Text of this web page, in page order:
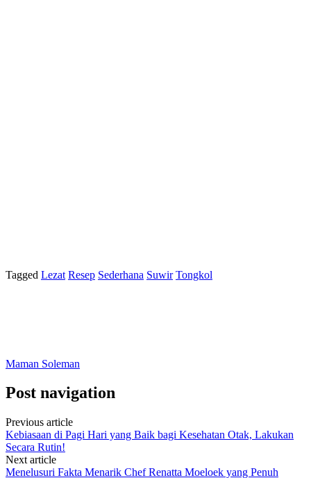
Tagged Lezat Resep Sederhana Suwir Tongkol
Maman Soleman
Post navigation
Previous article
Kebiasaan di Pagi Hari yang Baik bagi Kesehatan Otak, Lakukan
Secara Rutin!
Next article
Menelusuri Fakta Menarik Chef Renatta Moeloek yang Penuh